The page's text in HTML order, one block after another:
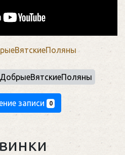
ДобрыеВятскиеПоляны
записи 0